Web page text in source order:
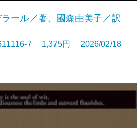
ール／著、國森由美子／訳
7 1,375円 2026/02/18